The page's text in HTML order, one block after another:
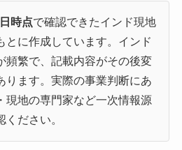
時点で確認できたインド現地
とに作成しています。インド
頻繁で、記載内容がその後変
ります。実際の事業判断にあ
現地の専門家など一次情報源
ださい。